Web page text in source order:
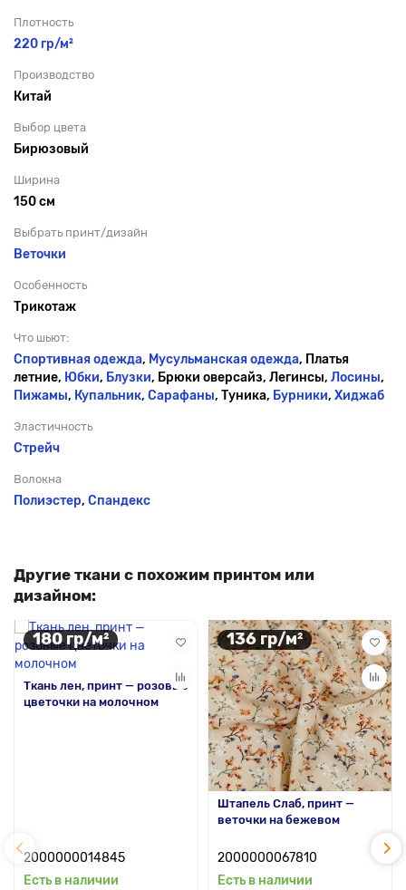
Плотность
220 гр/м²
Производство
Китай
Выбор цвета
Бирюзовый
Ширина
150 см
Выбрать принт/дизайн
Веточки
Особенность
Трикотаж
Что шьют:
Спортивная одежда, Мусульманская одежда, Платья
летние, Юбки, Блузки, Брюки оверсайз, Легинсы, Лосины,
Пижамы, Купальник, Сарафаны, Туника, Бурники, Хиджаб
Эластичность
Стрейч
Волокна
Полиэстер, Спандекс
Другие ткани с похожим принтом или
дизайном:
180 гр/м²
Ткань лен, принт — розовые
цветочки на молочном
2000000014845
Есть в наличии
136 гр/м²
Штапель Слаб, принт —
веточки на бежевом
2000000067810
Есть в наличии